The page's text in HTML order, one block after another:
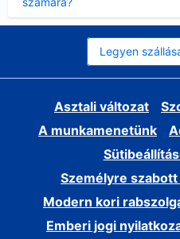
Legyen
Asztali változat
A munkamenetünk
Személyre
Modern kori
Emberi jogi